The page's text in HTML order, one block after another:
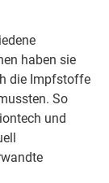
haben sie
die Impfstoffe
So
und